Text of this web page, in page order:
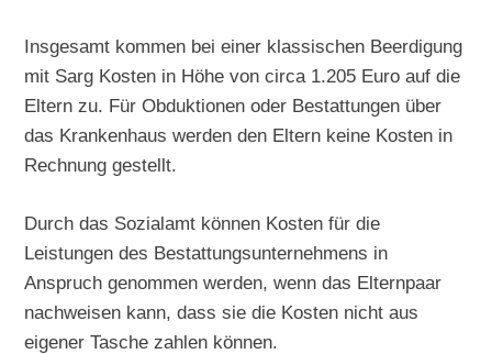
Insgesamt kommen bei einer klassischen Beerdigung
mit Sarg Kosten in Höhe von circa 1.205 Euro auf die
Eltern zu. Für Obduktionen oder Bestattungen über
das Krankenhaus werden den Eltern keine Kosten in
Rechnung gestellt.
Durch das Sozialamt können Kosten für die
Leistungen des Bestattungsunternehmens in
Anspruch genommen werden, wenn das Elternpaar
nachweisen kann, dass sie die Kosten nicht aus
eigener Tasche zahlen können.